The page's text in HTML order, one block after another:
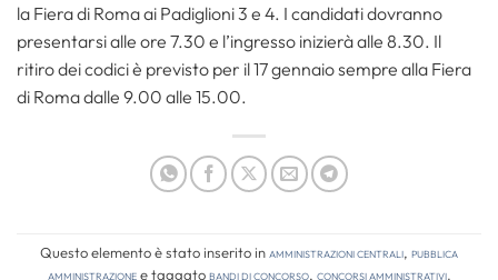
la Fiera di Roma ai Padiglioni 3 e 4. I candidati dovranno
presentarsi alle ore 7.30 e l’ingresso inizierà alle 8.30. Il
ritiro dei codici è previsto per il 17 gennaio sempre alla Fiera
di Roma dalle 9.00 alle 15.00.
Questo elemento è stato inserito in Amministrazioni Centrali, Pubblica
amministrazionee taggatobandi di concorso, concorsi amministrativi.